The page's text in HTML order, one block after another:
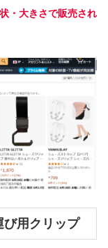
・大きさで販売され
用クリップ